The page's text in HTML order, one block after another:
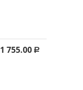
1 755.00 Р